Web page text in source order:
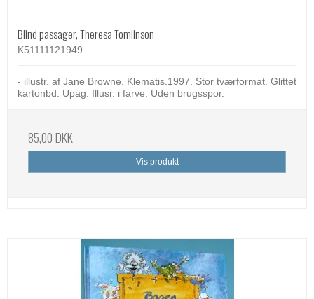
Blind passager, Theresa Tomlinson
K51111121949
- illustr. af Jane Browne. Klematis.1997. Stor tværformat. Glittet
kartonbd. Upag. Illusr. i farve. Uden brugsspor.
85,00 DKK
Vis produkt